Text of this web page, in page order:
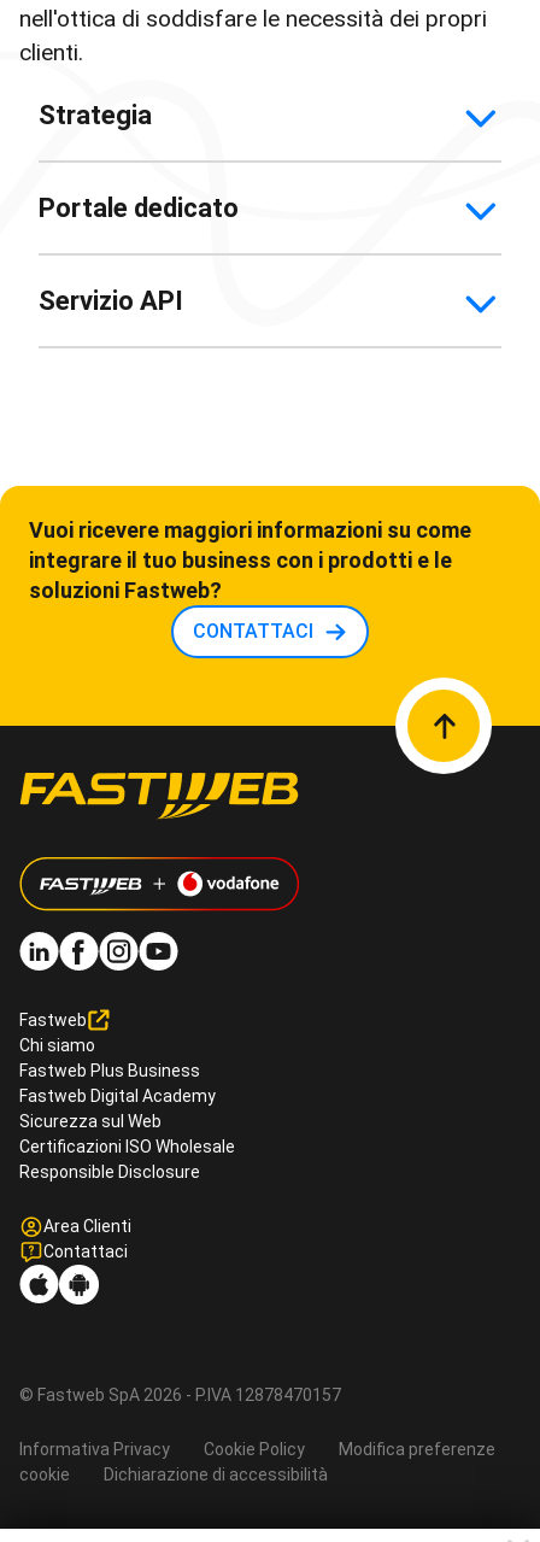
nell'ottica di soddisfare le necessità dei propri
clienti.
Strategia
Portale dedicato
Servizio API
Vuoi ricevere maggiori informazioni su come
integrare il tuo business con i prodotti e le
soluzioni Fastweb?
CONTATTACI
Fastweb
Chi siamo
Fastweb Plus Business
Fastweb Digital Academy
Sicurezza sul Web
Certificazioni ISO Wholesale
Responsible Disclosure
Area Clienti
Contattaci
© Fastweb SpA 2026 - P.IVA 12878470157
Informativa Privacy Cookie Policy
Modifica preferenze
cookie
Dichiarazione di accessibilità